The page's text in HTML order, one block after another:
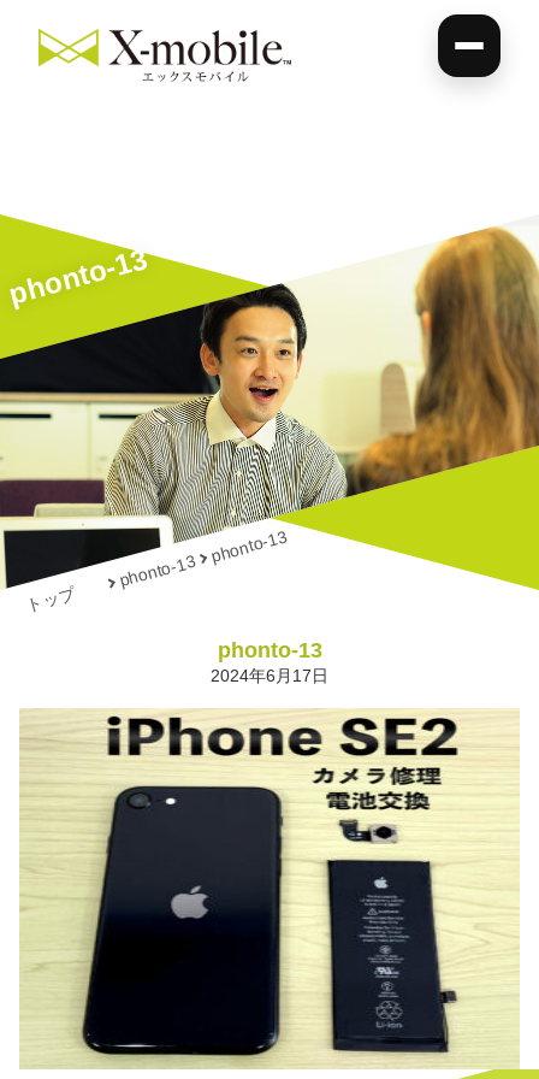
phonto-13
トップ
phonto-13
phonto-13
phonto-13
2024年6月17日